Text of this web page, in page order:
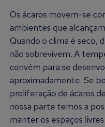
Os ácaros movem-se
ambientes que
Quando o clima é seco,
não sobrevivem. A
convém para se
aproximadamente. Se
proliferação de ácaros
nossa parte temos a
manter os espaços